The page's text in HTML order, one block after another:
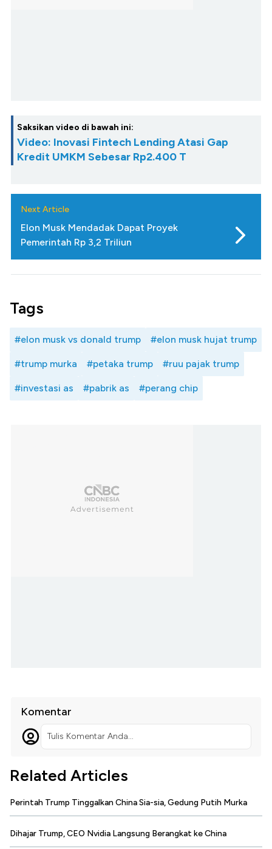
Saksikan video di bawah ini:
Video: Inovasi Fintech Lending Atasi Gap
Kredit UMKM Sebesar Rp2.400 T
Next Article
Elon Musk Mendadak Dapat Proyek
Pemerintah Rp 3,2 Triliun
Tags
#elon musk vs donald trump #elon musk hujat trump
#trump murka #petaka trump #ruu pajak trump
#investasi as #pabrik as #perang chip
Komentar
Tulis Komentar Anda...
Related Articles
Perintah Trump Tinggalkan China Sia-sia, Gedung Putih Murka
Dihajar Trump, CEO Nvidia Langsung Berangkat ke China